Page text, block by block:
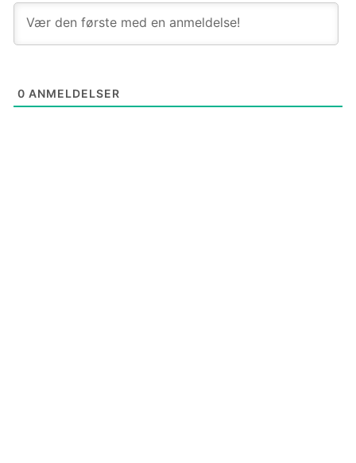
0 ANMELDELSER